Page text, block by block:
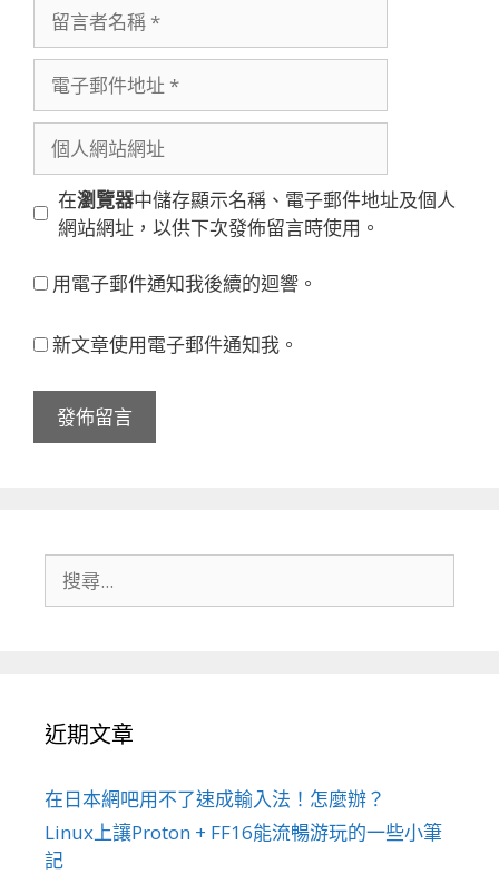
者
稱
郵
地
址
站
址
在瀏覽器中儲存顯示名稱、電子郵件地址及個人
網站網址，以供下次發佈留言時使用。
用電子郵件通知我後續的迴響。
新文章使用電子郵件通知我。
尋:
近期文章
在日本網吧用不了速成輸入法！怎麼辦？
Linux上讓Proton + FF16能流暢游玩的一些小筆
記